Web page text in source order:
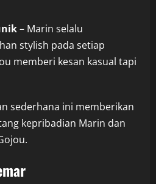
– Marin selalu
stylish pada setiap
memberi kesan kasual tapi
sederhana ini memberikan
kepribadian Marin dan